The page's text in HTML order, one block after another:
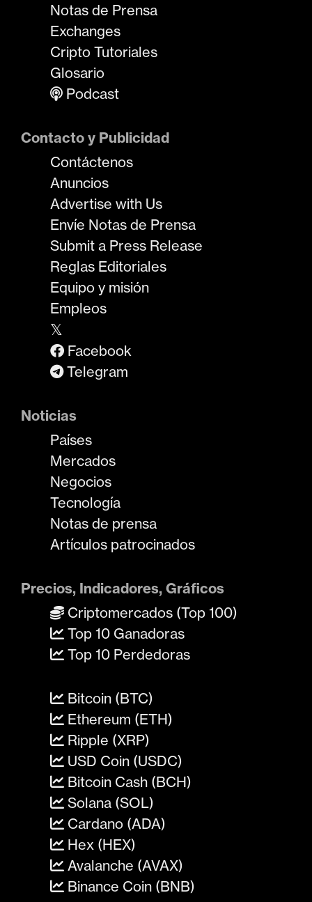
Notas de Prensa
Exchanges
Cripto Tutoriales
Glosario
Podcast
Contacto y Publicidad
Contáctenos
Anuncios
Advertise with Us
Envíe Notas de Prensa
Submit a Press Release
Reglas Editoriales
Equipo y misión
Empleos
𝕏
Facebook
Telegram
Noticias
Países
Mercados
Negocios
Tecnología
Notas de prensa
Artículos patrocinados
Precios, Indicadores, Gráficos
Criptomercados (Top 100)
Top 10 Ganadoras
Top 10 Perdedoras
Bitcoin (BTC)
Ethereum (ETH)
Ripple (XRP)
USD Coin (USDC)
Bitcoin Cash (BCH)
Solana (SOL)
Cardano (ADA)
Hex (HEX)
Avalanche (AVAX)
Binance Coin (BNB)